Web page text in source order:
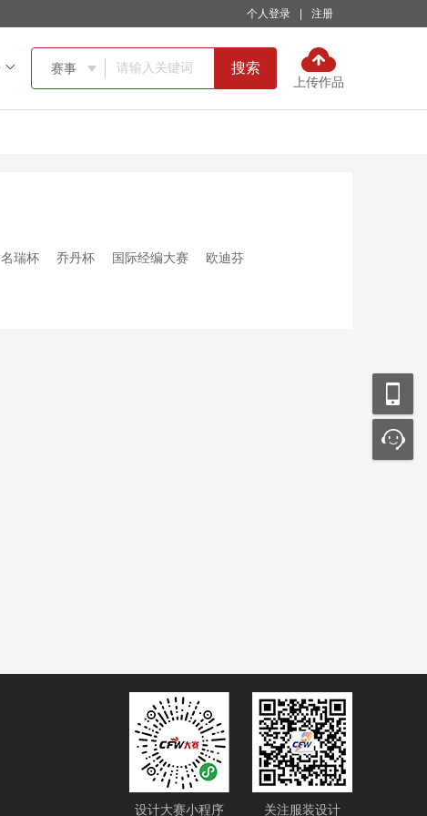
个人登录 注册
 赛事  搜索
上传作品
名瑞杯 乔丹杯 国际经编大赛 欧迪芬
设计大赛小程序 关注服装设计